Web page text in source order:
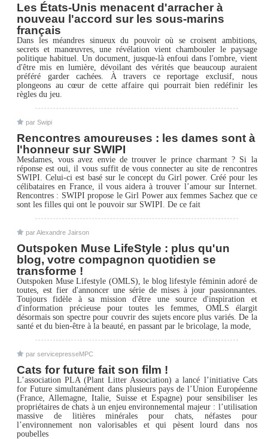
Les États-Unis menacent d'arracher à
nouveau l'accord sur les sous-marins
français
Dans les méandres sinueux du pouvoir où se croisent ambitions,
secrets et manœuvres, une révélation vient chambouler le paysage
politique habituel. Un document, jusque-là enfoui dans l'ombre, vient
d'être mis en lumière, dévoilant des vérités que beaucoup auraient
préféré garder cachées. À travers ce reportage exclusif, nous
plongeons au cœur de cette affaire qui pourrait bien redéfinir les
règles du jeu.
par Swipi
Rencontres amoureuses : les dames sont à
l'honneur sur SWIPI
Mesdames, vous avez envie de trouver le prince charmant ? Si la
réponse est oui, il vous suffit de vous connecter au site de rencontres
SWIPI. Celui-ci est basé sur le concept du Girl power. Créé pour les
célibataires en France, il vous aidera à trouver l’amour sur Internet.
Rencontres : SWIPI propose le Girl Power aux femmes Sachez que ce
sont les filles qui ont le pouvoir sur SWIPI. De ce fait
par Alexandre Jairson
Outspoken Muse LifeStyle : plus qu'un
blog, votre compagnon quotidien se
transforme !
Outspoken Muse Lifestyle (OMLS), le blog lifestyle féminin adoré de
toutes, est fier d'annoncer une série de mises à jour passionnantes.
Toujours fidèle à sa mission d'être une source d'inspiration et
d'information précieuse pour toutes les femmes, OMLS élargit
désormais son spectre pour couvrir des sujets encore plus variés. De la
santé et du bien-être à la beauté, en passant par le bricolage, la mode,
par servicepresseMPC
Cats for future fait son film !
L’association PLA (Plant Litter Association) a lancé l’initiative Cats
for Future simultanément dans plusieurs pays de l’Union Européenne
(France, Allemagne, Italie, Suisse et Espagne) pour sensibiliser les
propriétaires de chats à un enjeu environnemental majeur : l’utilisation
massive de litières minérales pour chats, néfastes pour
l’environnement non valorisables et qui pèsent lourd dans nos
poubelles